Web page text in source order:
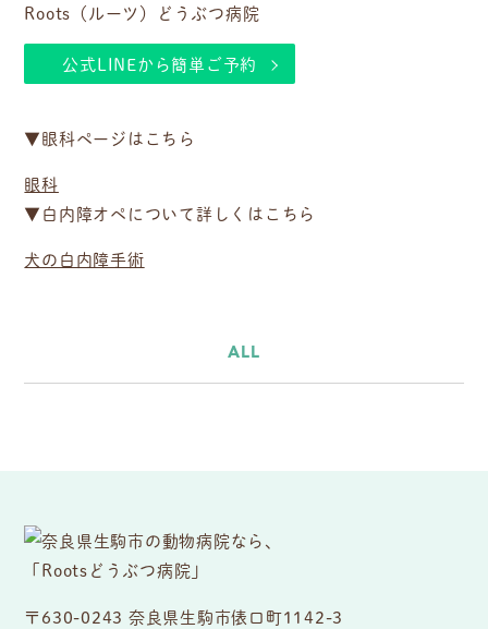
Roots（ルーツ）どうぶつ病院
公式LINEから簡単ご予約
▼眼科ページはこちら
眼科
▼白内障オペについて詳しくはこちら
犬の白内障手術
ALL
〒630-0243 奈良県生駒市俵口町1142-3